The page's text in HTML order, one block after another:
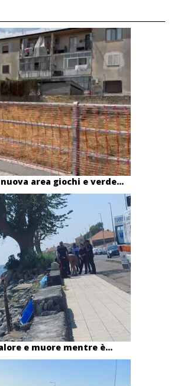
area giochi e verde...
e muore mentre è...